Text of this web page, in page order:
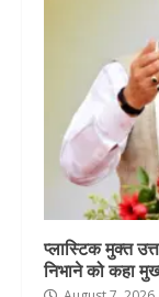
प्लास्टिक मुक्त
निभाने को कहा